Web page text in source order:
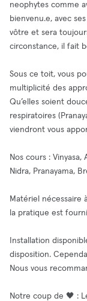
neophytes comme
bienvenu.e, avec
vôtre et sera
circonstance, il fait
Sous ce toit, vous
multiplicité des
Qu’elles soient
respiratoires
viendront vous
Nos cours : Vinyasa,
Nidra, Pranayama,
Matériel nécessaire
la pratique est
Installation
disposition.
Nous vous
Notre coup de 🖤 :